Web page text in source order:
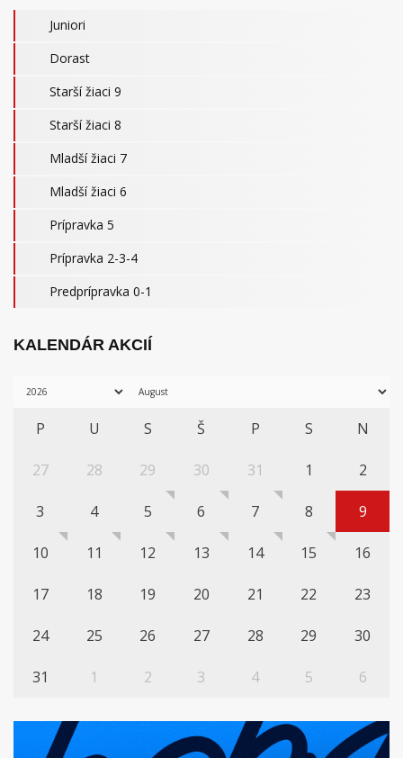
Juniori
Dorast
Starší žiaci 9
Starší žiaci 8
Mladší žiaci 7
Mladší žiaci 6
Prípravka 5
Prípravka 2-3-4
Predprípravka 0-1
KALENDÁR AKCIÍ
P U S Š P S N
27 28 29 30 31 1 2
3 4 5 6 7 8 9
10 11 12 13 14 15 16
17 18 19 20 21 22 23
24 25 26 27 28 29 30
31 1 2 3 4 5 6